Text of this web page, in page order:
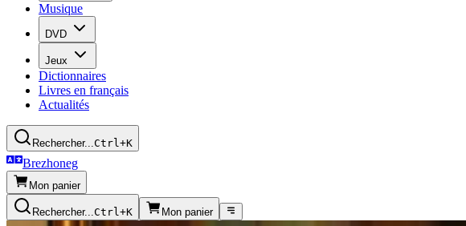
Musique
DVD
Jeux
Dictionnaires
Livres en français
Actualités
Rechercher...Ctrl+K
Brezhoneg
Mon panier
Rechercher...Ctrl+K Mon panier